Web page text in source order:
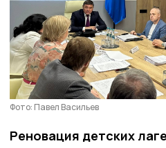
Фото: Павел Васильев
Реновация детских